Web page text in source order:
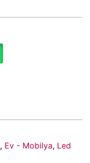
, Ev - Mobilya, Led